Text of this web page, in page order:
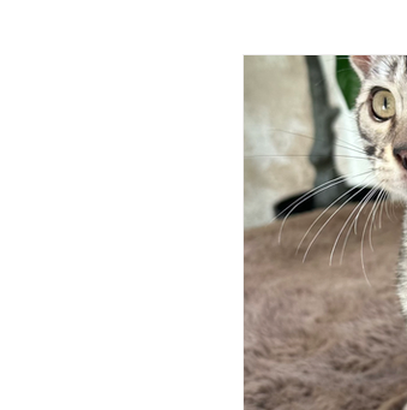
Alimentation du
Standart du
Ethologie du